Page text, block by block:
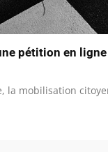
pétition en
la mobilisation